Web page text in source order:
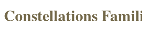
Constellations